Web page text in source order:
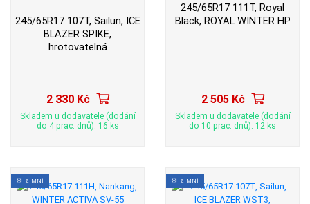
245/65R17 107T, Sailun, ICE
BLAZER SPIKE,
hrotovatelná
2 330 Kč
Skladem u dodavatele (dodání
do 4 prac. dnů): 16 ks
245/65R17 111T, Royal
Black, ROYAL WINTER HP
2 505 Kč
Skladem u dodavatele (dodání
do 10 prac. dnů): 12 ks
ZIMNÍ ZIMNÍ